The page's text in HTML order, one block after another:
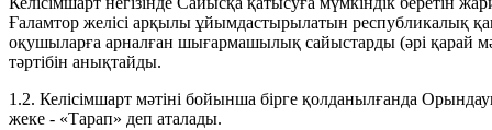
Ғаламтор желісі арқылы ұйымдастырылатын республикалық
оқушыларға арналған шығармашылық сайыстарды (әрі қарай
тәртібін анықтайды.
1.2. Келісімшарт мәтіні бойынша бірге қолданылғанда
жеке - «Тарап» деп аталады.